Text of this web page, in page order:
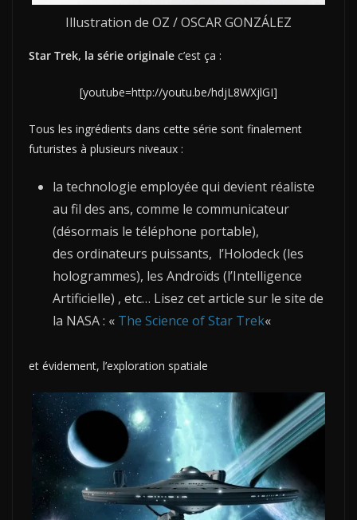
Illustration de OZ / OSCAR GONZÁLEZ
Star Trek, la série originale c’est ça :
[youtube=http://youtu.be/hdjL8WXjlGI]
Tous les ingrédients dans cette série sont finalement
futuristes à plusieurs niveaux :
la technologie employée qui devient réaliste
au fil des ans, comme le communicateur
(désormais le téléphone portable),
des ordinateurs puissants, l’Holodeck (les
hologrammes), les Androïds (l’Intelligence
Artificielle) , etc… Lisez cet article sur le site de
la NASA : « The Science of Star Trek«
et évidement, l’exploration spatiale